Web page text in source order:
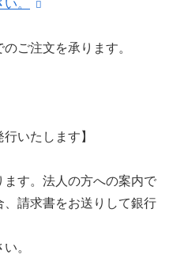
。
ご注文を承ります。
いたします】
す。法人の方への案内で
請求書をお送りして銀行
。